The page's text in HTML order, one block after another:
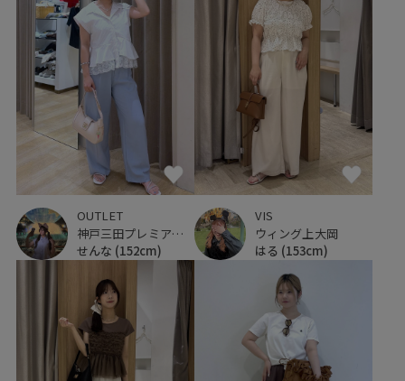
OUTLET
神戸三田プレミアム・アウトレット
せんな (152cm)
VIS
ウィング上大岡
はる (153cm)